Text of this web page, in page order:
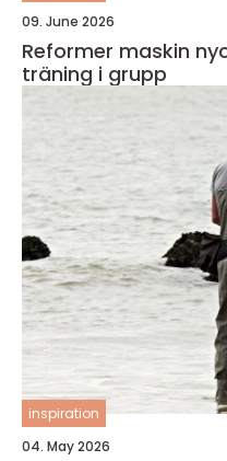
09. June 2026
Reformer maskin nyckeln till effektiv, modern
träning i grupp
inspiration
04. May 2026